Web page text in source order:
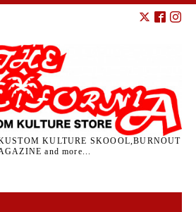
KULTURE SKOOOL,BURNOUT
and more...